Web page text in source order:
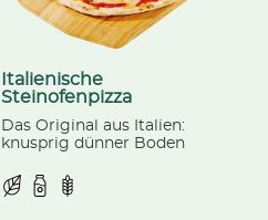
Italienische
Steinofenpizza
Das Original aus Italien:
knusprig dünner Boden
Tomatensauce und
Mozzarella, verfeinert mit